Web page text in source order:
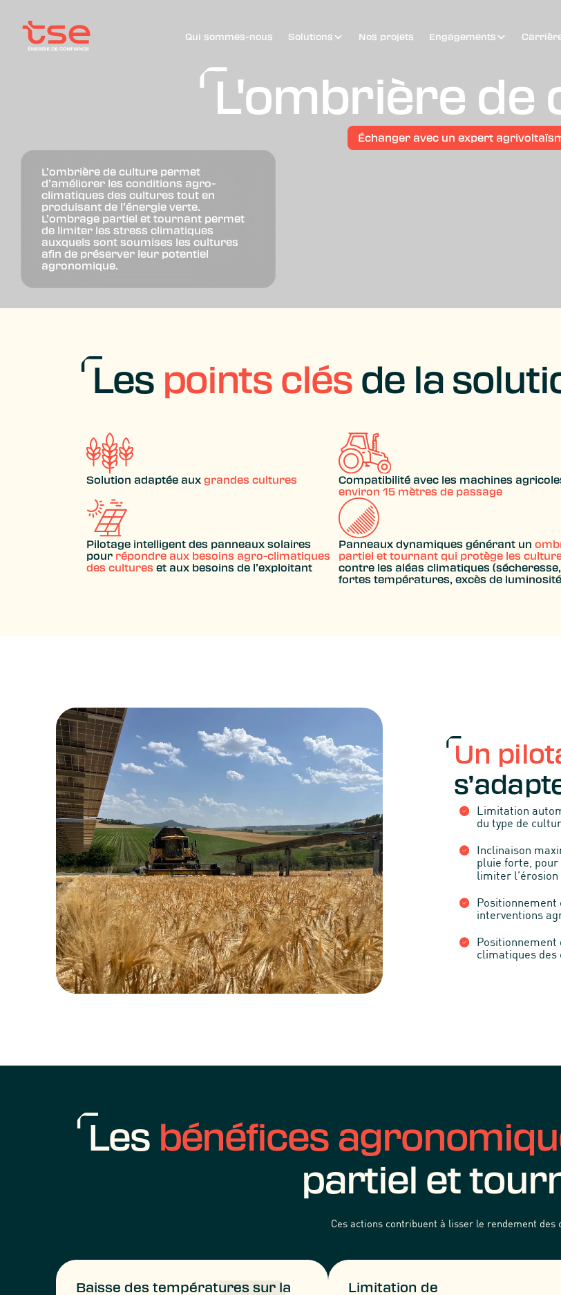
Qui sommes-nous Solutions Nos projets Engagements
L'ombrière de
Échanger avec un expert
L’ombrière de culture permet
d’améliorer les conditions agro-
climatiques des cultures tout en
produisant de l’énergie verte.
L’ombrage partiel et tournant permet
de limiter les stress climatiques
auxquels sont soumises les cultures
afin de préserver leur potentiel
agronomique.
Les points clésde la
Solution adaptée auxgrandes cultures
Compatibilité avec les machines
environ 15 mètres de passage
Pilotage intelligent des panneaux solaires
pour répondre aux besoins agro-climatiques
des cultures et aux besoins de l’exploitant
Panneaux dynamiques générant un
partiel et tournant qui protège les
contre les aléas climatiques (sécheresse,
fortes températures, excès de
Un
Limitation
du type de
Inclinaison
pluie forte, pour
limiter l’érosion
Positionnement
interventions
Positionnement
climatiques des
Les bénéfices
partiel et
Ces actions contribuent à lisser le rendement des
Baisse des températures sur la
Limitation de